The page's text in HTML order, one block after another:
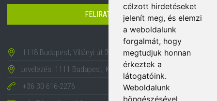
célzott hirdetéseket
jelenít meg, és elemzi
a weboldalunk
forgalmát, hogy
megtudjuk honnan
érkeztek a
látogatóink.
Weboldalunk
böngészésével
FELIRATKOZÁS
1118 Budapest, Villányi út 35-43.
Levelezés: 1111 Budapest, Karinthy Frigyes út 24.
+36 30 616-2276